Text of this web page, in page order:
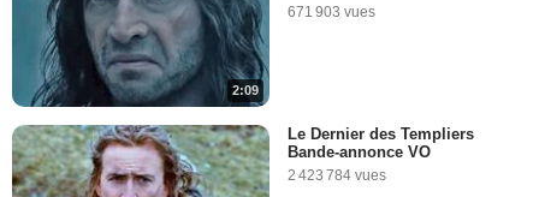
2:09
671 903 vues
Le Dernier des Templiers
Bande-annonce VO
2 423 784 vues